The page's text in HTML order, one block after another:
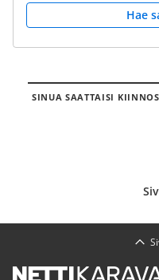
Hae
SINUA SAATTAISI